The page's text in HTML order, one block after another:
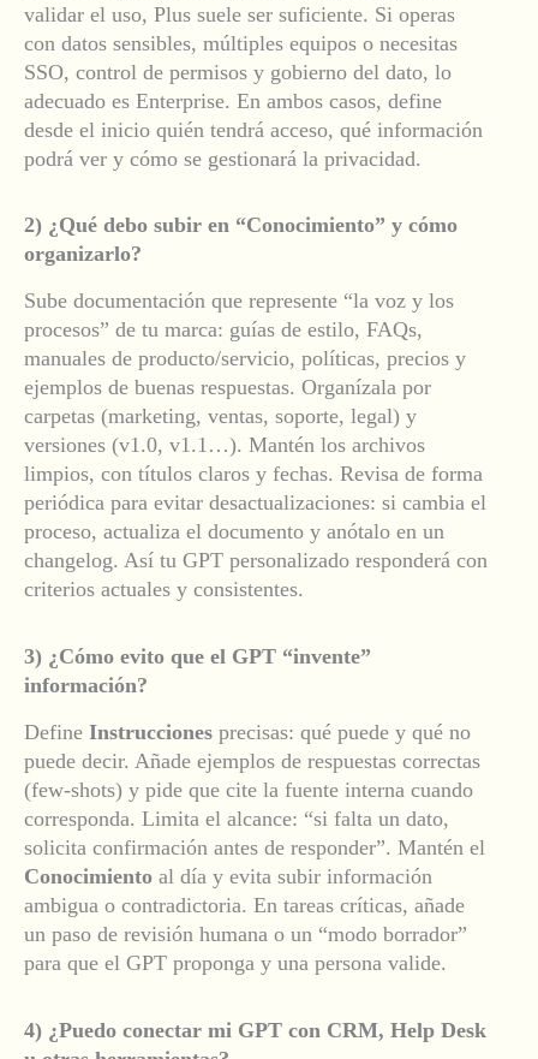
validar el uso, Plus suele ser suficiente. Si operas
con datos sensibles, múltiples equipos o necesitas
SSO, control de permisos y gobierno del dato, lo
adecuado es Enterprise. En ambos casos, define
desde el inicio quién tendrá acceso, qué información
podrá ver y cómo se gestionará la privacidad.
2) ¿Qué debo subir en “Conocimiento” y cómo
organizarlo?
Sube documentación que represente “la voz y los
procesos” de tu marca: guías de estilo, FAQs,
manuales de producto/servicio, políticas, precios y
ejemplos de buenas respuestas. Organízala por
carpetas (marketing, ventas, soporte, legal) y
versiones (v1.0, v1.1…). Mantén los archivos
limpios, con títulos claros y fechas. Revisa de forma
periódica para evitar desactualizaciones: si cambia el
proceso, actualiza el documento y anótalo en un
changelog. Así tu GPT personalizado responderá con
criterios actuales y consistentes.
3) ¿Cómo evito que el GPT “invente”
información?
Define Instrucciones precisas: qué puede y qué no
puede decir. Añade ejemplos de respuestas correctas
(few-shots) y pide que cite la fuente interna cuando
corresponda. Limita el alcance: “si falta un dato,
solicita confirmación antes de responder”. Mantén el
Conocimiento al día y evita subir información
ambigua o contradictoria. En tareas críticas, añade
un paso de revisión humana o un “modo borrador”
para que el GPT proponga y una persona valide.
4) ¿Puedo conectar mi GPT con CRM, Help Desk